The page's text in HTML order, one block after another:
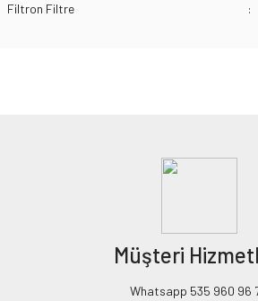
Filtron Filtre :
Müşteri
Whatsapp 535 960 96